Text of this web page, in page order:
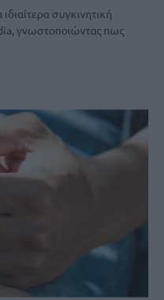
συγκινητική
γνωστοποιώντας πως